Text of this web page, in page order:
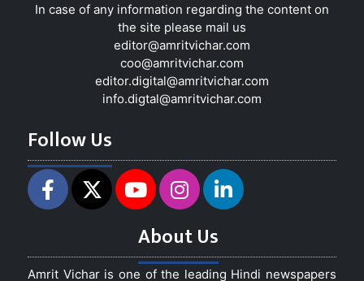
In case of any information regarding the content on
the site please mail us
editor@amritvichar.com
coo@amritvichar.com
editor.digital@amritvichar.com
info.digtal@amritvichar.com
Follow Us
About Us
Amrit Vichar is one of the leading Hindi newspapers